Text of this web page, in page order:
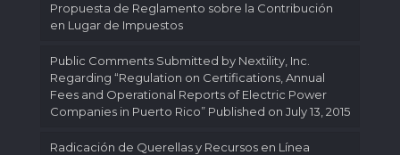
Propuesta de Reglamento sobre la Contribución
en Lugar de Impuestos
Public Comments Submitted by Nextility, Inc.
Regarding “Regulation on Certifications, Annual
Fees and Operational Reports of Electric Power
Companies in Puerto Rico” Published on July 13, 2015
Radicación de Querellas y Recursos en Línea